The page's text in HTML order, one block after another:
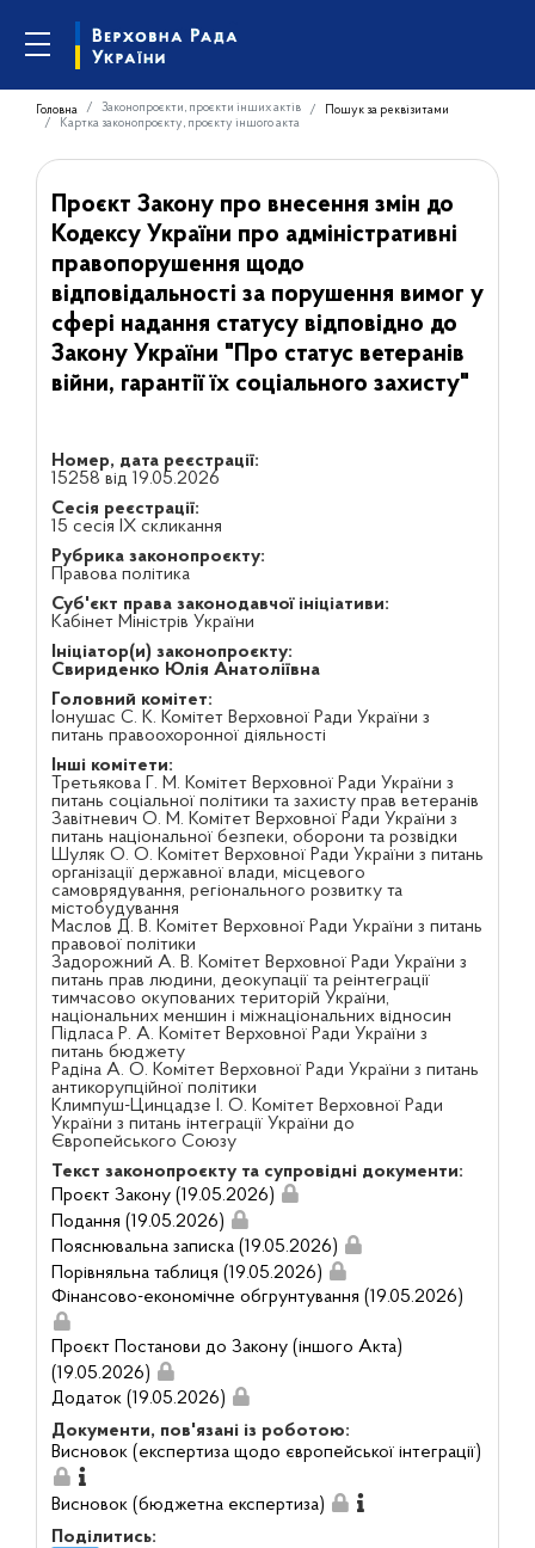
Головна Законопроєкти, проєкти інших актів
Пошук за реквізитами
Картка законопроєкту, проєкту іншого акта
Проєкт Закону про внесення змін до
Кодексу України про адміністративні
правопорушення щодо
відповідальності за порушення вимог у
сфері надання статусу відповідно до
Закону України "Про статус ветеранів
війни, гарантії їх соціального захисту"
Номер, дата реєстрації:
15258 від 19.05.2026
Сесія реєстрації:
15 сесія IX скликання
Рубрика законопроєкту:
Правова політика
Суб'єкт права законодавчої ініціативи:
Кабінет Міністрів України
Ініціатор(и) законопроєкту:
Свириденко Юлія Анатоліївна
Головний комітет:
Іонушас С. К. Комітет Верховної Ради України з
питань правоохоронної діяльності
Інші комітети:
Третьякова Г. М. Комітет Верховної Ради України з
питань соціальної політики та захисту прав ветеранів
Завітневич О. М. Комітет Верховної Ради України з
питань національної безпеки, оборони та розвідки
Шуляк О. О. Комітет Верховної Ради України з питань
організації державної влади, місцевого
самоврядування, регіонального розвитку та
містобудування
Маслов Д. В. Комітет Верховної Ради України з питань
правової політики
Задорожний А. В. Комітет Верховної Ради України з
питань прав людини, деокупації та реінтеграції
тимчасово окупованих територій України,
національних меншин і міжнаціональних відносин
Підласа Р. А. Комітет Верховної Ради України з
питань бюджету
Радіна А. О. Комітет Верховної Ради України з питань
антикорупційної політики
Климпуш-Цинцадзе І. О. Комітет Верховної Ради
України з питань інтеграції України до
Європейського Союзу
Текст законопроєкту та супровідні документи:
Проєкт Закону (19.05.2026)
Подання (19.05.2026)
Пояснювальна записка (19.05.2026)
Порівняльна таблиця (19.05.2026)
Фінансово-економічне обгрунтування (19.05.2026)
Проєкт Постанови до Закону (іншого Акта)
(19.05.2026)
Додаток (19.05.2026)
Документи, пов'язані із роботою:
Висновок (експертиза щодо європейської інтеграції)
Висновок (бюджетна експертиза)
Поділитись: